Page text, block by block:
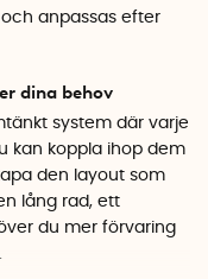
anpassas efter
dina behov
system där varje
kan koppla ihop dem
den layout som
lång rad, ett
du mer förvaring